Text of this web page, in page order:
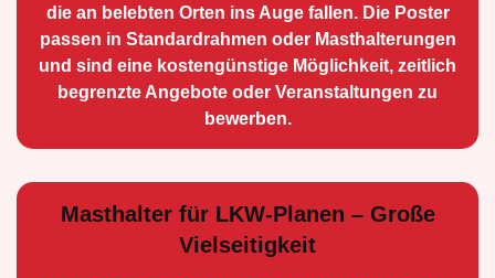
die an belebten Orten ins Auge fallen. Die Poster
passen in Standardrahmen oder Masthalterungen
und sind eine kostengünstige Möglichkeit, zeitlich
begrenzte Angebote oder Veranstaltungen zu
bewerben.
Masthalter für LKW-Planen – Große
Vielseitigkeit